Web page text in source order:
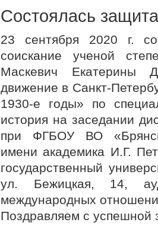
Состоялась защита
23 сентября 2020 г.
соискание ученой
Маскевич Екатерины
движение в Санкт-
1930-е годы» по
история на заседании
при ФГБОУ ВО
имени академика И.Г.
государственный
ул. Бежицкая, 14,
международных
Поздравляем с успешной